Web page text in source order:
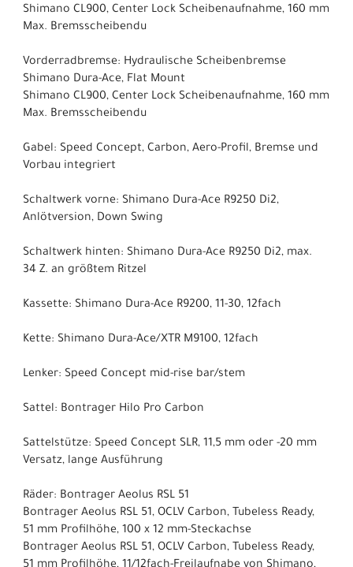
Shimano CL900, Center Lock Scheibenaufnahme, 160 mm
Max. Bremsscheibendu
Vorderradbremse: Hydraulische Scheibenbremse
Shimano Dura-Ace, Flat Mount
Shimano CL900, Center Lock Scheibenaufnahme, 160 mm
Max. Bremsscheibendu
Gabel: Speed Concept, Carbon, Aero-Profil, Bremse und
Vorbau integriert
Schaltwerk vorne: Shimano Dura-Ace R9250 Di2,
Anlötversion, Down Swing
Schaltwerk hinten: Shimano Dura-Ace R9250 Di2, max.
34 Z. an größtem Ritzel
Kassette: Shimano Dura-Ace R9200, 11-30, 12fach
Kette: Shimano Dura-Ace/XTR M9100, 12fach
Lenker: Speed Concept mid-rise bar/stem
Sattel: Bontrager Hilo Pro Carbon
Sattelstütze: Speed Concept SLR, 11,5 mm oder -20 mm
Versatz, lange Ausführung
Räder: Bontrager Aeolus RSL 51
Bontrager Aeolus RSL 51, OCLV Carbon, Tubeless Ready,
51 mm Profilhöhe, 100 x 12 mm-Steckachse
Bontrager Aeolus RSL 51, OCLV Carbon, Tubeless Ready,